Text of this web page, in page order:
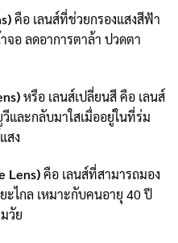
คือ เลนส์ที่ช่วยกรองแสงสีฟ้า
อ ลดอาการตาล้า ปวดตา
หรือ เลนส์เปลี่ยนสี คือ เลนส์
และกลับมาใสเมื่ออยู่ในที่ร่ม
สง
Lens)คือ เลนส์ที่สามารถมอง
ะไกล เหมาะกับคนอายุ 40 ปี
วัย